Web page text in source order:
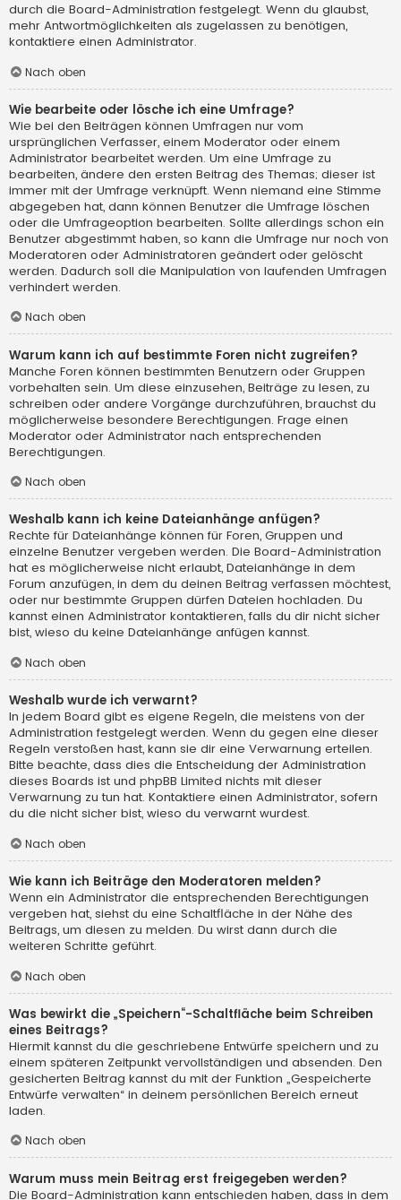
durch die Board-Administration festgelegt. Wenn du glaubst,
mehr Antwortmöglichkeiten als zugelassen zu benötigen,
kontaktiere einen Administrator.
Nach oben
Wie bearbeite oder lösche ich eine Umfrage?
Wie bei den Beiträgen können Umfragen nur vom
ursprünglichen Verfasser, einem Moderator oder einem
Administrator bearbeitet werden. Um eine Umfrage zu
bearbeiten, ändere den ersten Beitrag des Themas; dieser ist
immer mit der Umfrage verknüpft. Wenn niemand eine Stimme
abgegeben hat, dann können Benutzer die Umfrage löschen
oder die Umfrageoption bearbeiten. Sollte allerdings schon ein
Benutzer abgestimmt haben, so kann die Umfrage nur noch von
Moderatoren oder Administratoren geändert oder gelöscht
werden. Dadurch soll die Manipulation von laufenden Umfragen
verhindert werden.
Nach oben
Warum kann ich auf bestimmte Foren nicht zugreifen?
Manche Foren können bestimmten Benutzern oder Gruppen
vorbehalten sein. Um diese einzusehen, Beiträge zu lesen, zu
schreiben oder andere Vorgänge durchzuführen, brauchst du
möglicherweise besondere Berechtigungen. Frage einen
Moderator oder Administrator nach entsprechenden
Berechtigungen.
Nach oben
Weshalb kann ich keine Dateianhänge anfügen?
Rechte für Dateianhänge können für Foren, Gruppen und
einzelne Benutzer vergeben werden. Die Board-Administration
hat es möglicherweise nicht erlaubt, Dateianhänge in dem
Forum anzufügen, in dem du deinen Beitrag verfassen möchtest,
oder nur bestimmte Gruppen dürfen Dateien hochladen. Du
kannst einen Administrator kontaktieren, falls du dir nicht sicher
bist, wieso du keine Dateianhänge anfügen kannst.
Nach oben
Weshalb wurde ich verwarnt?
In jedem Board gibt es eigene Regeln, die meistens von der
Administration festgelegt werden. Wenn du gegen eine dieser
Regeln verstoßen hast, kann sie dir eine Verwarnung erteilen.
Bitte beachte, dass dies die Entscheidung der Administration
dieses Boards ist und phpBB Limited nichts mit dieser
Verwarnung zu tun hat. Kontaktiere einen Administrator, sofern
du die nicht sicher bist, wieso du verwarnt wurdest.
Nach oben
Wie kann ich Beiträge den Moderatoren melden?
Wenn ein Administrator die entsprechenden Berechtigungen
vergeben hat, siehst du eine Schaltfläche in der Nähe des
Beitrags, um diesen zu melden. Du wirst dann durch die
weiteren Schritte geführt.
Nach oben
Was bewirkt die „Speichern“-Schaltfläche beim Schreiben
eines Beitrags?
Hiermit kannst du die geschriebene Entwürfe speichern und zu
einem späteren Zeitpunkt vervollständigen und absenden. Den
gesicherten Beitrag kannst du mit der Funktion „Gespeicherte
Entwürfe verwalten“ in deinem persönlichen Bereich erneut
laden.
Nach oben
Warum muss mein Beitrag erst freigegeben werden?
Die Board-Administration kann entschieden haben, dass in dem